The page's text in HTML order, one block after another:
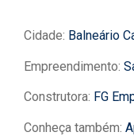
Cidade: Balneário
Empreendimento:
Construtora: FG
Conheça também: